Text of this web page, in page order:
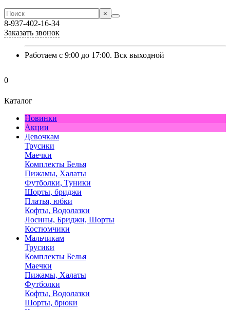
×
8-937-402-16-34
Заказать звонок
Работаем с 9:00 до 17:00. Вск выходной
0
Каталог
Новинки
Акции
Девочкам
Трусики
Маечки
Комплекты Белья
Пижамы, Халаты
Футболки, Туники
Шорты, бриджи
Платья, юбки
Кофты, Водолазки
Лосины, Бриджи, Шорты
Костюмчики
Мальчикам
Трусики
Комплекты Белья
Маечки
Пижамы, Халаты
Футболки
Кофты, Водолазки
Шорты, брюки